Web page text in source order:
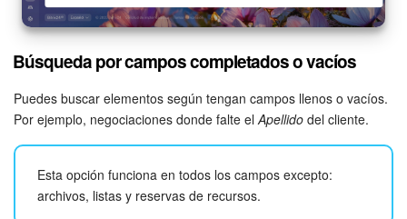
Búsqueda por campos completados o vacíos
Puedes buscar elementos según tengan campos llenos o vacíos.
Por ejemplo, negociaciones donde falte elApellido del cliente.
Esta opción funciona en todos los campos excepto:
archivos, listas y reservas de recursos.